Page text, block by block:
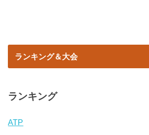
ランキング＆大会
ランキング
ATP